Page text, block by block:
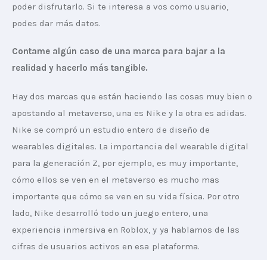
poder disfrutarlo. Si te interesa a vos como usuario,
podes dar más datos.
Contame algún caso de una marca para bajar a la
realidad y hacerlo más tangible.
Hay dos marcas que están haciendo las cosas muy bien o
apostando al metaverso, una es Nike y la otra es adidas.
Nike se compró un estudio entero de diseño de
wearables digitales. La importancia del wearable digital
para la generación Z, por ejemplo, es muy importante,
cómo ellos se ven en el metaverso es mucho mas
importante que cómo se ven en su vida física. Por otro
lado, Nike desarrolló todo un juego entero, una
experiencia inmersiva en Roblox, y ya hablamos de las
cifras de usuarios activos en esa plataforma.